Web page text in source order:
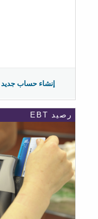
إنشاء حساب جديد
رصيد EBT